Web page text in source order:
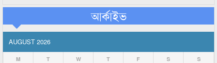
আর্কাইভ
AUGUST 2026
M T W T F S S